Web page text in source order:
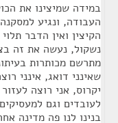
במידה שמיצינו את
העבודה, ונגיע
הקיצין ואין הדבר
נשקול, נעשה את זה
מתרשם מכותרות
שאינני דואג, אינני
יקרוס, אני רוצה
לעובדים וגם